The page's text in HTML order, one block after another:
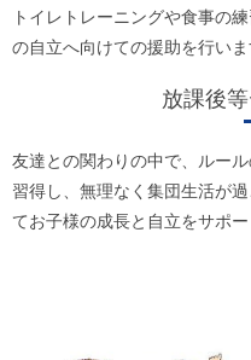
トイレトレーニングや食事の
の自立へ向けての援助を行いま
放課後
友達との関わりの中で、ルー
習得し、無理なく集団生活が
てお子様の成長と自立をサポー